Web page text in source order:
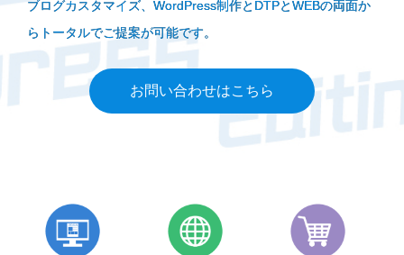
ブログカスタマイズ、WordPress制作とDTPとWEBの両面か
らトータルでご提案が可能です。
お問い合わせはこちら